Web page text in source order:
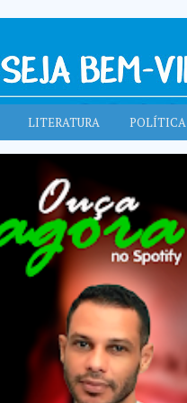
LITERATURA POLÍTICA